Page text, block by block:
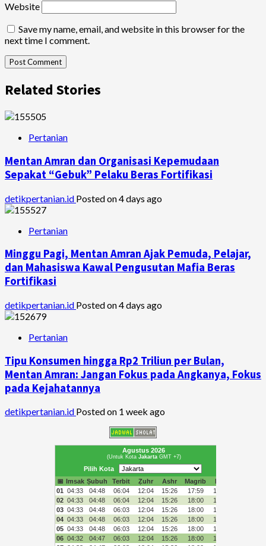
Website
Save my name, email, and website in this browser for the
next time I comment.
Related Stories
Pertanian
Mentan Amran dan Organisasi Kepemudaan
Sepakat “Gebuk” Pelaku Beras Fortifikasi
detikpertanian.id Posted on 4 days ago
Pertanian
Minggu Pagi, Mentan Amran Ajak Pemuda, Pelajar,
dan Mahasiswa Kawal Pengusutan Mafia Beras
Fortifikasi
detikpertanian.id Posted on 4 days ago
Pertanian
Tipu Konsumen hingga Rp2 Triliun per Bulan,
Mentan Amran: Jangan Fokus pada Angkanya, Fokus
pada Kejahatannya
detikpertanian.id Posted on 1 week ago